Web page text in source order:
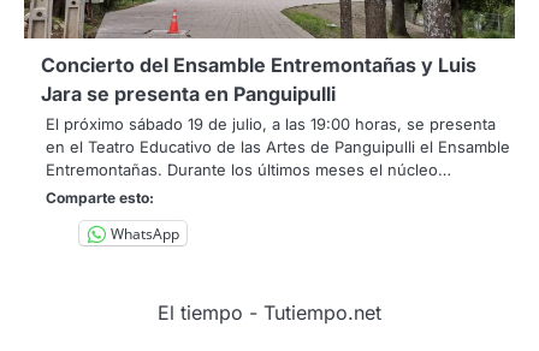
Concierto del Ensamble Entremontañas y Luis
Jara se presenta en Panguipulli
El próximo sábado 19 de julio, a las 19:00 horas, se presenta
en el Teatro Educativo de las Artes de Panguipulli el Ensamble
Entremontañas. Durante los últimos meses el núcleo…
Comparte esto:
WhatsApp
El tiempo - Tutiempo.net